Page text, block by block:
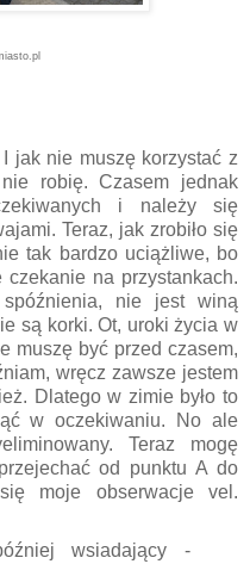
jak nie muszę korzystać z
robię. Czasem jednak
i należy się
Teraz, jak zrobiło się
tak bardzo uciążliwe, bo
na przystankach.
nie jest winą
są korki. Ot, uroki życia w
muszę być przed czasem,
wręcz zawsze jestem
Dlatego w zimie było to
w oczekiwaniu. No ale
Teraz mogę
od punktu A do
moje obserwacje vel.
wsiadający -